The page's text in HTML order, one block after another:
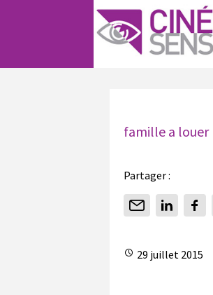
famille a louer
Partager :
29 juillet 2015